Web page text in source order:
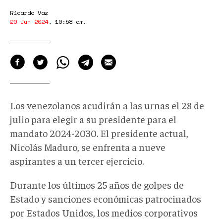
Ricardo Vaz
20 Jun 2024, 10:58 am.
Los venezolanos acudirán a las urnas el 28 de
julio para elegir a su presidente para el
mandato 2024-2030. El presidente actual,
Nicolás Maduro, se enfrenta a nueve
aspirantes a un tercer ejercicio.
Durante los últimos 25 años de golpes de
Estado y sanciones económicas patrocinados
por Estados Unidos, los medios corporativos